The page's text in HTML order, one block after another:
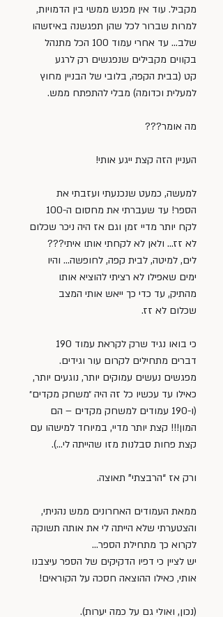
מקביל. עוד אין מפגש ממשי בין הדמויות,
למרות שברור לכל שהן תפגשנה באיזשהו
שלב… עד אחרי עמוד 100 הכל מתנהל
בקווים מקבילים שנפגשים רק לרגע
קט (בבית הקפה, בלובי של הבניין מחוץ
למעלית וכדומה) מבלי להתפתח ממש.
מה אומר???
העניין הזה קצת ייגע אותי!
למעשה, כמעט שנכנעתי ועזבתי את
לקח יותר מדיי זמן וגם אז היה ניכר שכלום
לא זז… ולאן לא לקחתי אותו איתי???
לים, למיטה, לבית קפה, לחופשה… והיו
ימים שאפילו לא רציתי להוציא אותו
מהתיק, עד כדי כך ייאש אותי המצב
שכלום לא זז.
דברים מתחילים לקרום עור וגידים.
מפגשים נעשים עמוקים יותר, נוגעים יותר,
כאילו עד עכשיו כל זה היה ״משחק מקדים״
(ו-190 עמודים למשחק מקדים – הם
המון!!! קצת יותר מדיי, במיוחד למישהו עם
קצת פחות סבלנות מזו שהייתה לי…).
ורק אז “הרבצתי” תאוצה.
ממאת העמודים האחרונים ממש נהניתי,
והצטערתי שלא הייתה לי את אותה תשוקה
לקרוא כך מתחילת הספר…
יש לציין כי דפיו הדקיקים של הספר עיצבנו
אותי, כאילו ההוצאה חסכה על הקוראים!
(נכון, ואולי גם על כמה יערות).